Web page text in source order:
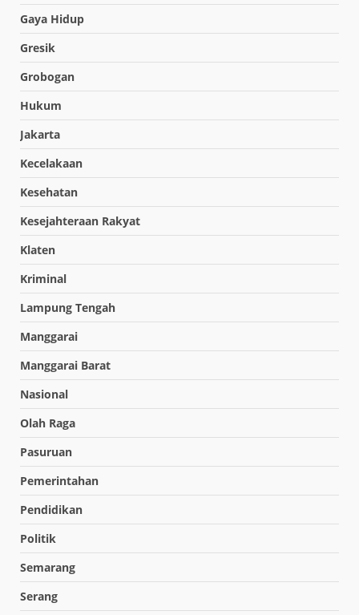
Gaya Hidup
Gresik
Grobogan
Hukum
Jakarta
Kecelakaan
Kesehatan
Kesejahteraan Rakyat
Klaten
Kriminal
Lampung Tengah
Manggarai
Manggarai Barat
Nasional
Olah Raga
Pasuruan
Pemerintahan
Pendidikan
Politik
Semarang
Serang